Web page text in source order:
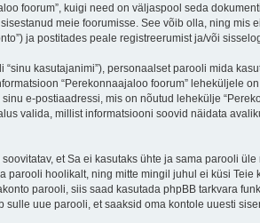
foorum”, kuigi need on väljaspool seda
meie foorumisse. See võib olla, ning
ja postitades peale registreerumist ja/või
kasutajanimi”), personaalset parooli mida
“Perekonnaajaloo foorum” leheküljele
e-postiaadressi, mis on nõutud lehekülje
valida, millist informatsiooni soovid näidata
et Sa ei kasutaks ühte ja sama parooli
hoolikalt, ning mitte mingil juhul ei küsi
parooli, siis saad kasutada phpBB tarkvara
uue parooli, et saaksid oma kontole uuesti